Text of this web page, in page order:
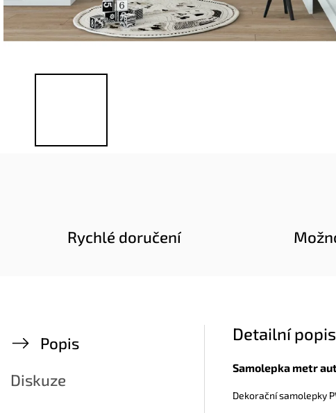
Rychlé doručení
Popis
Diskuze
Detailní
Samolepka metr
Dekorační samolepky